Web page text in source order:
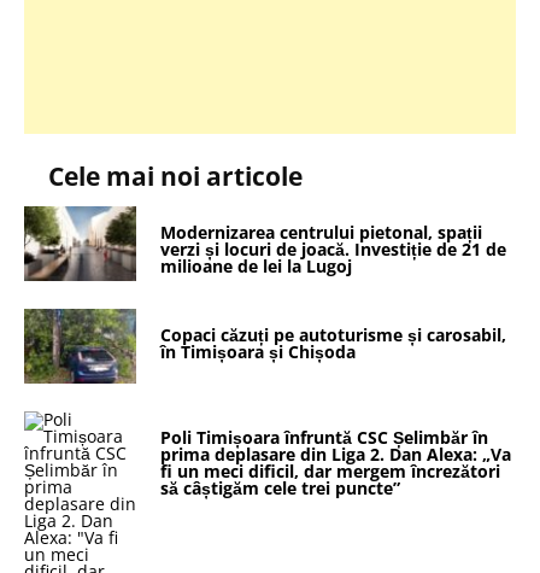
Cele mai noi articole
Modernizarea centrului pietonal, spații
verzi și locuri de joacă. Investiție de 21 de
milioane de lei la Lugoj
Copaci căzuți pe autoturisme și carosabil,
în Timișoara și Chișoda
Poli Timișoara înfruntă CSC Șelimbăr în
prima deplasare din Liga 2. Dan Alexa: „Va
fi un meci dificil, dar mergem încrezători
să câștigăm cele trei puncte”